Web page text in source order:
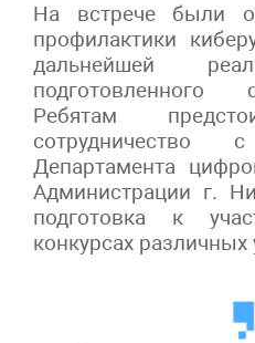
На встрече были
профилактики
дальнейшей
подготовленного
Ребятам
сотрудничество
Департамента
Администрации г.
подготовка к
конкурсах различных